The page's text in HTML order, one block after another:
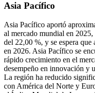
Asia Pacífico
Asia Pacífico aportó
al mercado mundial en
del 22,00 %, y se espera
en 2026. Asia Pacífico se
rápido crecimiento en el
desempeño en innovación y
La región ha reducido
con América del Norte y